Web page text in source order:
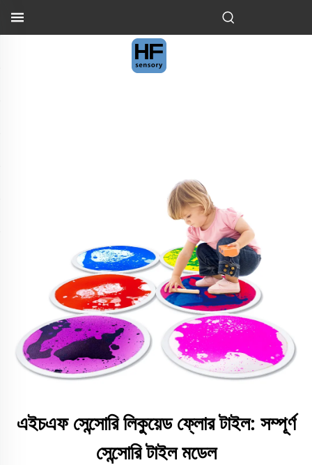
এইচএফ সেন্সোরি লিকুয়েড ফ্লোর টাইল: সম্পূর্ণ
সেন্সোরি টাইল মডেল